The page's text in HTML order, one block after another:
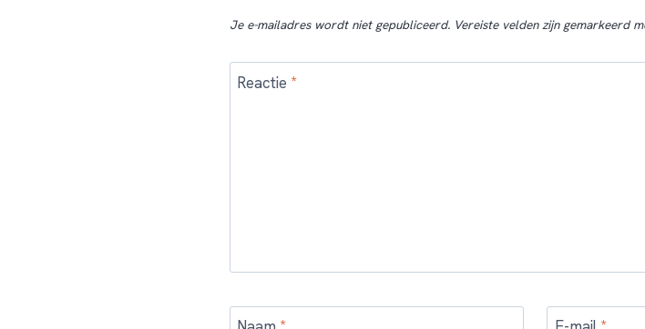
Je e-mailadres wordt niet gepubliceerd. Vereiste velden zijn gemarkeerd
Reactie *